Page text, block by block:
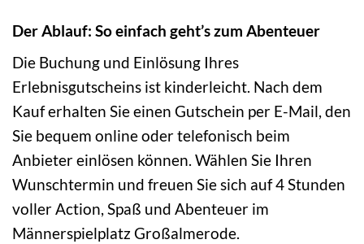
Der Ablauf: So einfach geht’s zum Abenteuer
Die Buchung und Einlösung Ihres
Erlebnisgutscheins ist kinderleicht. Nach dem
Kauf erhalten Sie einen Gutschein per E-Mail, den
Sie bequem online oder telefonisch beim
Anbieter einlösen können. Wählen Sie Ihren
Wunschtermin und freuen Sie sich auf 4 Stunden
voller Action, Spaß und Abenteuer im
Männerspielplatz Großalmerode.